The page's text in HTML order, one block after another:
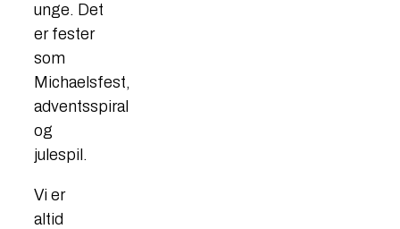
unge. Det
er fester
som
Michaelsfest,
adventsspiral
og
julespil.
Vi er
altid